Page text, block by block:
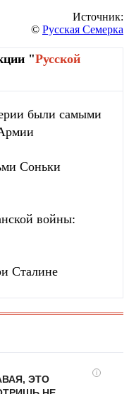
Источник:
© Русская Семерка
"Русской
были самыми
Соньки
войны:
Сталине
i
ЭТО